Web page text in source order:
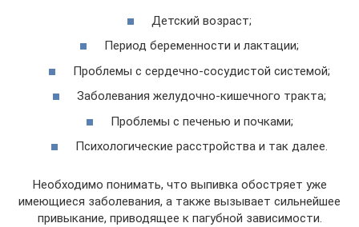
Детский возраст;
Период беременности и лактации;
Проблемы с сердечно-сосудистой системой;
Заболевания желудочно-кишечного тракта;
Проблемы с печенью и почками;
Психологические расстройства и так далее.
Необходимо понимать, что выпивка обостряет уже
имеющиеся заболевания, а также вызывает сильнейшее
привыкание, приводящее к пагубной зависимости.